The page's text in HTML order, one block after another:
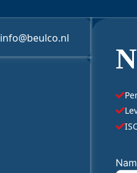
info@beulco.nl
"*"